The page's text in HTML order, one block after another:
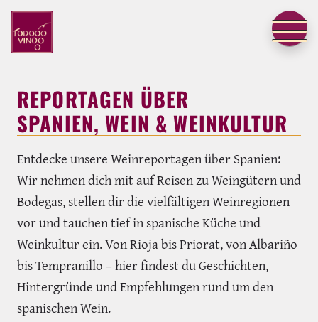
REPORTAGEN ÜBER
SPANIEN, WEIN & WEINKULTUR
Entdecke unsere Weinreportagen über Spanien:
Wir nehmen dich mit auf Reisen zu Weingütern und
Bodegas, stellen dir die vielfältigen Weinregionen
vor und tauchen tief in spanische Küche und
Weinkultur ein. Von Rioja bis Priorat, von Albariño
bis Tempranillo – hier findest du Geschichten,
Hintergründe und Empfehlungen rund um den
spanischen Wein.